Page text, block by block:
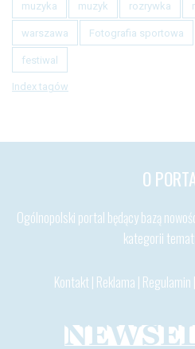
muzyka muzyk rozrywka
warszawa Fotografia sportowa
festiwal
Index tagów
O
Ogólnopolski portal będący bazą
kategorii
Kontakt | Reklama | Regulamin |